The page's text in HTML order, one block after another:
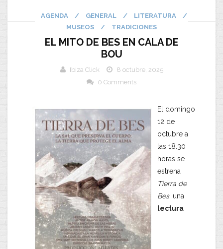
AGENDA / GENERAL / LITERATURA
/
MUSEOS
/ TRADICIONES
EL MITO DE BES EN CALA DE
BOU
Ibiza Click
8 octubre, 2025
0 Comments
El domingo
12 de
octubre a
las 18.30
horas se
estrena
Tierra de
Bes, una
lectura